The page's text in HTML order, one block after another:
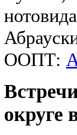
ООПТ:
округе